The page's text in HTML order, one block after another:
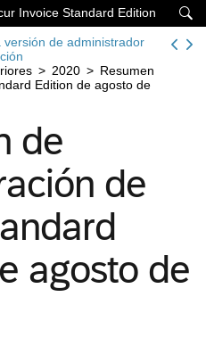

Invoice Standard Edition
de administrador
> 2020 > Resumen
Edition de agosto de
de
de
agosto de